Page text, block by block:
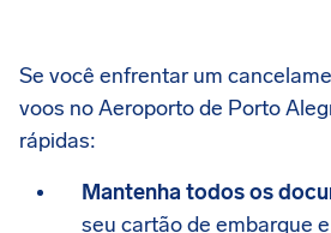
Se você enfrentar um
voos no Aeroporto de Porto
rápidas:
Mantenha todos os
seu cartão de embarque